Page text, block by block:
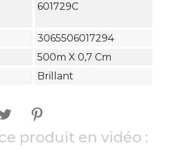
601729C
3065506017294
500m X 0,7 Cm
Brillant
produit en vidéo :